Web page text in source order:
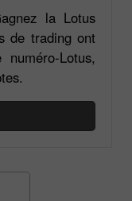
la Lotus
de trading ont
Lotus,